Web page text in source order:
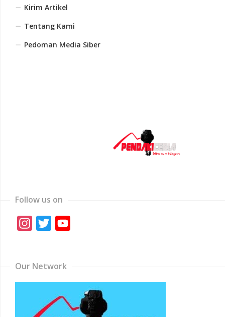
Kirim Artikel
Tentang Kami
Pedoman Media Siber
Follow us on
Instagram
Twitter
Our Network